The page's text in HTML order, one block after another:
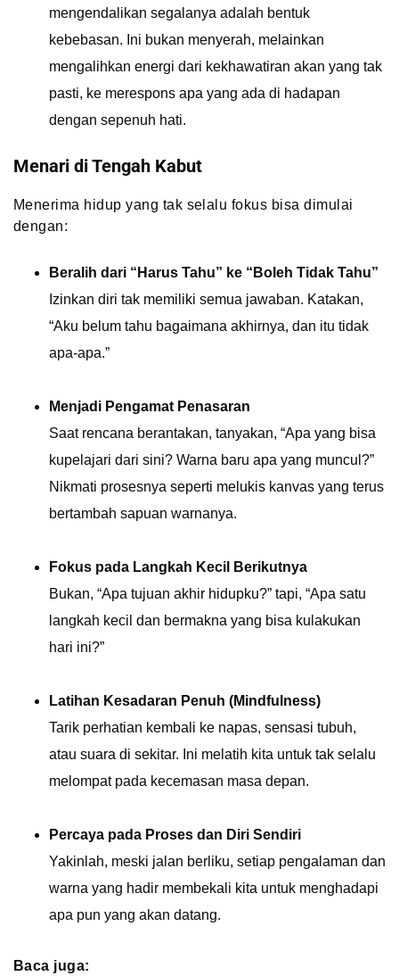
mengendalikan segalanya adalah bentuk
kebebasan. Ini bukan menyerah, melainkan
mengalihkan energi dari kekhawatiran akan yang tak
pasti, ke merespons apa yang ada di hadapan
dengan sepenuh hati.
Menari di Tengah Kabut
Menerima hidup yang tak selalu fokus bisa dimulai
dengan:
Beralih dari “Harus Tahu” ke “Boleh Tidak Tahu”
Izinkan diri tak memiliki semua jawaban. Katakan,
“Aku belum tahu bagaimana akhirnya, dan itu tidak
apa-apa.”
Menjadi Pengamat Penasaran
Saat rencana berantakan, tanyakan, “Apa yang bisa
kupelajari dari sini? Warna baru apa yang muncul?”
Nikmati prosesnya seperti melukis kanvas yang terus
bertambah sapuan warnanya.
Fokus pada Langkah Kecil Berikutnya
Bukan, “Apa tujuan akhir hidupku?” tapi, “Apa satu
langkah kecil dan bermakna yang bisa kulakukan
hari ini?”
Latihan Kesadaran Penuh (Mindfulness)
Tarik perhatian kembali ke napas, sensasi tubuh,
atau suara di sekitar. Ini melatih kita untuk tak selalu
melompat pada kecemasan masa depan.
Percaya pada Proses dan Diri Sendiri
Yakinlah, meski jalan berliku, setiap pengalaman dan
warna yang hadir membekali kita untuk menghadapi
apa pun yang akan datang.
Baca juga: